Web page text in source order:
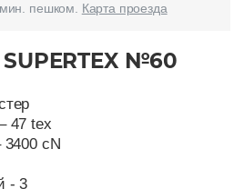
пешком. Карта проезда
№60
47 tex
3400 cN
- 3